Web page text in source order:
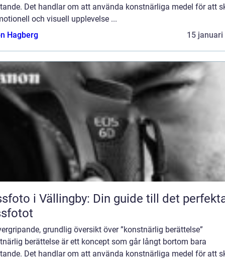
Det handlar om att använda konstnärliga medel för att
och visuell upplevelse ...
Hagberg
15 januari
i Vällingby: Din guide till det
grundlig översikt över ”konstnärlig berättelse”
berättelse är ett koncept som går långt bortom bara
Det handlar om att använda konstnärliga medel för att